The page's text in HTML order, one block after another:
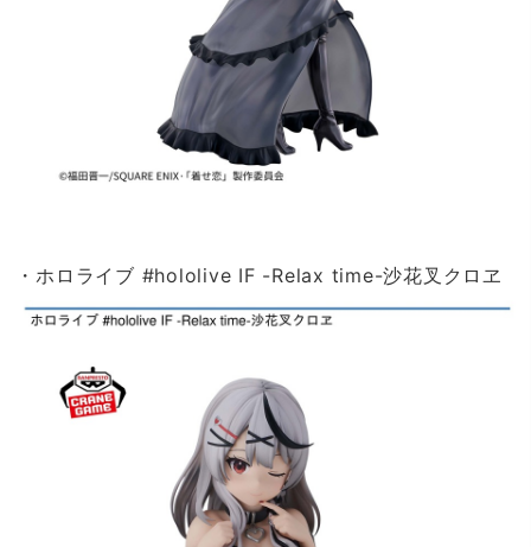
・ホロライブ #hololive IF -Relax time-沙花叉クロヱ